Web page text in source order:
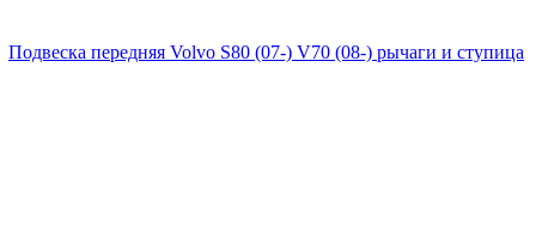
Подвеска передняя Volvo S80 (07-) V70 (08-) рычаги и ступица